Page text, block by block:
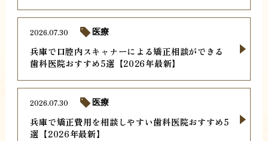
兵庫で口腔内スキャナーによる矯正相談ができる
歯科医院おすすめ5選【2026年最新】
2026.07.30 医療
兵庫で矯正費用を相談しやすい歯科医院おすすめ5
選【2026年最新】
2026.07.30 医療